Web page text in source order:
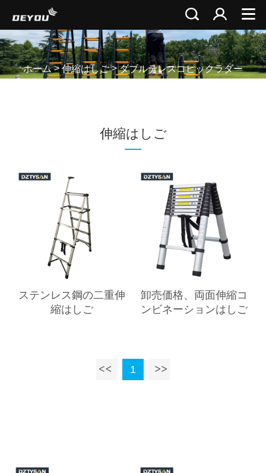
ホーム>伸縮はしご>ダブルテレスコピックラダー
伸縮はしご
ステンレス鋼の二重伸
縮はしご
卸売価格、両面伸縮コ
ンビネーションはしご
1